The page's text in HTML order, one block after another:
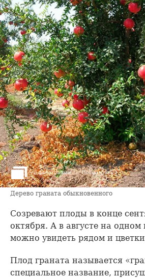
2 фотографии Посмотреть ›
Дерево граната обыкновенного
Созревают плоды в конце
октября. А в августе на
можно увидеть рядом и
Плод граната называется
специальное название,